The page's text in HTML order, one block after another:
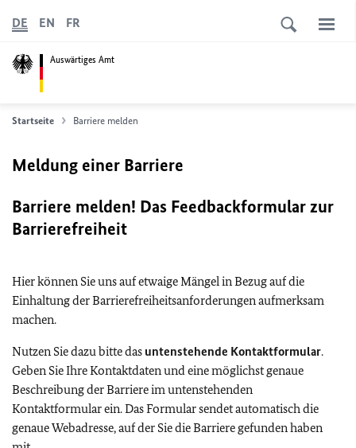
Auswärtiges Amt
DE EN FR
Startseite Barriere melden
Meldung einer Barriere
Barriere melden! Das Feedbackformular zur
Barrierefreiheit
Hier können Sie uns auf etwaige Mängel in Bezug auf die
Einhaltung der Barrierefreiheitsanforderungen aufmerksam
machen.
Nutzen Sie dazu bitte das untenstehende Kontaktformular.
Geben Sie Ihre Kontaktdaten und eine möglichst genaue
Beschreibung der Barriere im untenstehenden
Kontaktformular ein. Das Formular sendet automatisch die
genaue Webadresse, auf der Sie die Barriere gefunden haben